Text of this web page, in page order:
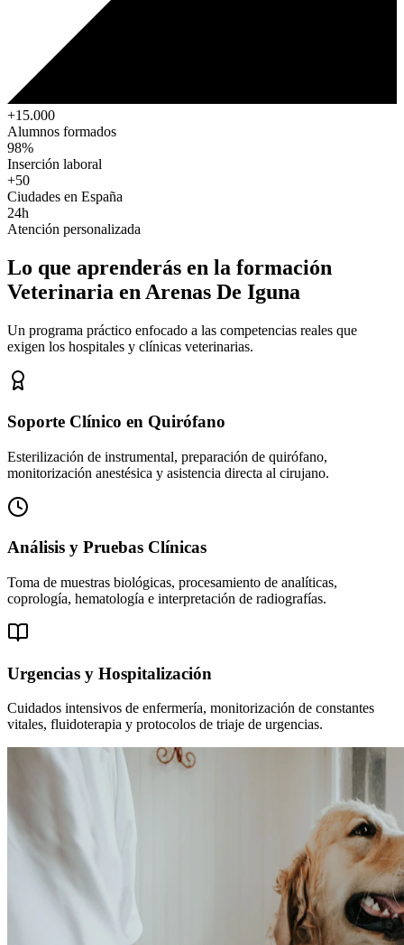
+15.000
Alumnos formados
98%
Inserción laboral
+50
Ciudades en España
24h
Atención personalizada
Lo que aprenderás en la formación
Veterinaria en Arenas De Iguna
Un programa práctico enfocado a las competencias reales que
exigen los hospitales y clínicas veterinarias.
Soporte Clínico en Quirófano
Esterilización de instrumental, preparación de quirófano,
monitorización anestésica y asistencia directa al cirujano.
Análisis y Pruebas Clínicas
Toma de muestras biológicas, procesamiento de analíticas,
coprología, hematología e interpretación de radiografías.
Urgencias y Hospitalización
Cuidados intensivos de enfermería, monitorización de constantes
vitales, fluidoterapia y protocolos de triaje de urgencias.